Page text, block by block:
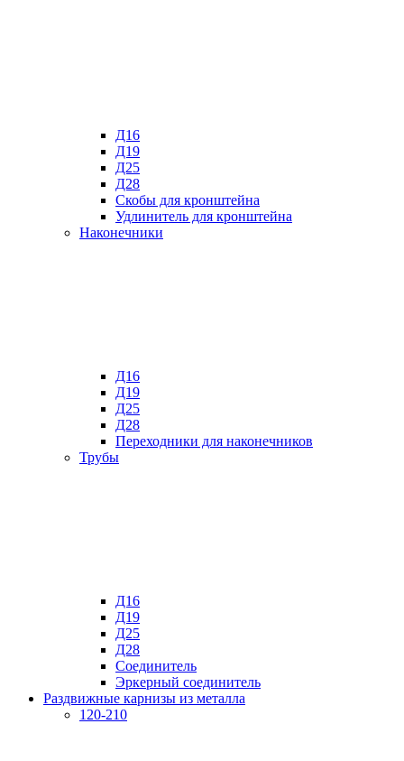
Д16
Д19
Д25
Д28
Скобы для кронштейна
Удлинитель для кронштейна
Наконечники
Д16
Д19
Д25
Д28
Переходники для наконечников
Трубы
Д16
Д19
Д25
Д28
Соединитель
Эркерный соединитель
Раздвижные карнизы из металла
120-210